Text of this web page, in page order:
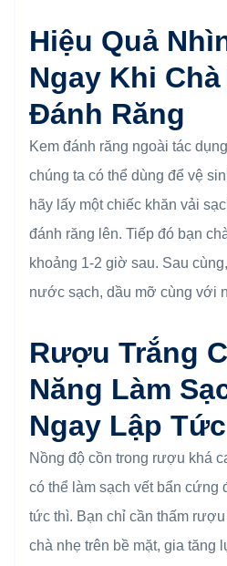
Hiệu Quả
Ngay Khi
Đánh Răng
Kem đánh răng ngoài tác
chúng ta có thể dùng để vệ
hãy lấy một chiếc khăn vải
đánh răng lên. Tiếp đó bạn
khoảng 1-2 giờ sau. Sau
nước sạch, dầu mỡ cùng với
Rượu Trắng
Năng Làm
Ngay Lập Tức
Nồng độ cồn trong rượu khá
có thể làm sạch vết bẩn cứng
tức thì. Bạn chỉ cần thấm
chà nhẹ trên bề mặt, gia tăng